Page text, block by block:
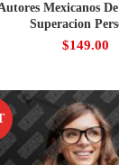
Mexicanos
Superacion
$149.00